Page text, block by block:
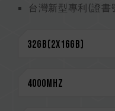
台灣新型專利(證
CAUTION
選購記憶體產品前